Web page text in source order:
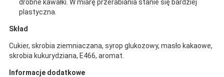
drobne kawałki. W miarę przerabiania stanie się bardziej
plastyczna.
Skład
Cukier, skrobia ziemniaczana, syrop glukozowy, masło kakaowe,
skrobia kukurydziana, E466, aromat.
Informacje dodatkowe